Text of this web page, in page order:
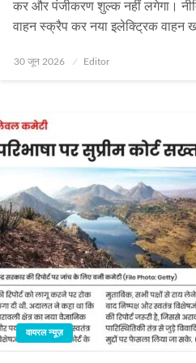
कर और पंजीकरण शुल्क नहीं लगेगा।
वाहन स्क्रैप कर नया इलेक्ट्रिक वाहन
Posted
30 जून 2026 Editor
वायरल न्यूज़